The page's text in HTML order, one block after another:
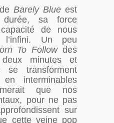
Barely Blue est
sa force
de nous
Un peu
To Followdes
minutes et
se transforment
en interminables
que nos
pour ne pas
sur
cette veine pop